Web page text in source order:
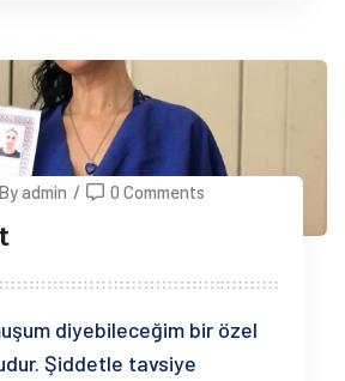
By admin / 0 Comments
diyebileceğim bir özel
Şiddetle tavsiye